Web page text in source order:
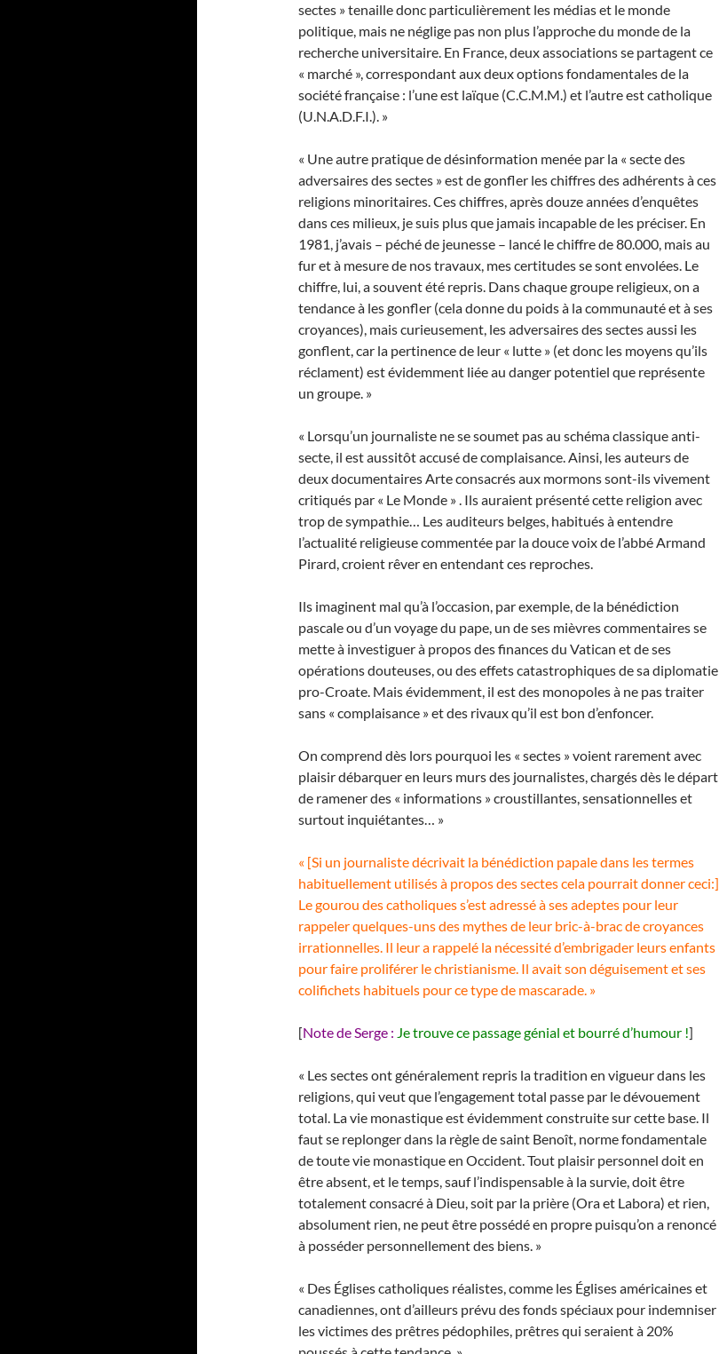
sectes » tenaille donc particulièrement les médias et le monde
politique, mais ne néglige pas non plus l’approche du monde de la
recherche universitaire. En France, deux associations se partagent ce
« marché », correspondant aux deux options fondamentales de la
société française : l’une est laïque (C.C.M.M.) et l’autre est catholique
(U.N.A.D.F.I.). »
« Une autre pratique de désinformation menée par la « secte des
adversaires des sectes » est de gonfler les chiffres des adhérents à ces
religions minoritaires. Ces chiffres, après douze années d’enquêtes
dans ces milieux, je suis plus que jamais incapable de les préciser. En
1981, j’avais – péché de jeunesse – lancé le chiffre de 80.000, mais au
fur et à mesure de nos travaux, mes certitudes se sont envolées. Le
chiffre, lui, a souvent été repris. Dans chaque groupe religieux, on a
tendance à les gonfler (cela donne du poids à la communauté et à ses
croyances), mais curieusement, les adversaires des sectes aussi les
gonflent, car la pertinence de leur « lutte » (et donc les moyens qu’ils
réclament) est évidemment liée au danger potentiel que représente
un groupe. »
« Lorsqu’un journaliste ne se soumet pas au schéma classique anti-
secte, il est aussitôt accusé de complaisance. Ainsi, les auteurs de
deux documentaires Arte consacrés aux mormons sont-ils vivement
critiqués par « Le Monde » . Ils auraient présenté cette religion avec
trop de sympathie… Les auditeurs belges, habitués à entendre
l’actualité religieuse commentée par la douce voix de l’abbé Armand
Pirard, croient rêver en entendant ces reproches.
Ils imaginent mal qu’à l’occasion, par exemple, de la bénédiction
pascale ou d’un voyage du pape, un de ses mièvres commentaires se
mette à investiguer à propos des finances du Vatican et de ses
opérations douteuses, ou des effets catastrophiques de sa diplomatie
pro-Croate. Mais évidemment, il est des monopoles à ne pas traiter
sans « complaisance » et des rivaux qu’il est bon d’enfoncer.
On comprend dès lors pourquoi les « sectes » voient rarement avec
plaisir débarquer en leurs murs des journalistes, chargés dès le départ
de ramener des « informations » croustillantes, sensationnelles et
surtout inquiétantes… »
« [Si un journaliste décrivait la bénédiction papale dans les termes
habituellement utilisés à propos des sectes cela pourrait donner ceci:]
Le gourou des catholiques s’est adressé à ses adeptes pour leur
rappeler quelques-uns des mythes de leur bric-à-brac de croyances
irrationnelles. Il leur a rappelé la nécessité d’embrigader leurs enfants
pour faire proliférer le christianisme. Il avait son déguisement et ses
colifichets habituels pour ce type de mascarade. »
[Note de Serge : Je trouve ce passage génial et bourré d’humour !]
« Les sectes ont généralement repris la tradition en vigueur dans les
religions, qui veut que l’engagement total passe par le dévouement
total. La vie monastique est évidemment construite sur cette base. Il
faut se replonger dans la règle de saint Benoît, norme fondamentale
de toute vie monastique en Occident. Tout plaisir personnel doit en
être absent, et le temps, sauf l’indispensable à la survie, doit être
totalement consacré à Dieu, soit par la prière (Ora et Labora) et rien,
absolument rien, ne peut être possédé en propre puisqu’on a renoncé
à posséder personnellement des biens. »
« Des Églises catholiques réalistes, comme les Églises américaines et
canadiennes, ont d’ailleurs prévu des fonds spéciaux pour indemniser
les victimes des prêtres pédophiles, prêtres qui seraient à 20%